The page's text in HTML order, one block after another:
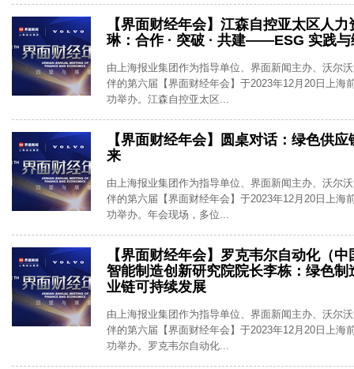
【界面财经年会】江森自控亚太区人
琳：合作 · 突破 · 共建——ESG 实践与
由上海报业集团作为指导单位、界面新闻主办、沃尔
伴的第六届【界面财经年会】于2023年12月20日上海
功举办。江森自控亚太区...
【界面财经年会】圆桌对话：绿色供应
来
由上海报业集团作为指导单位、界面新闻主办、沃尔
伴的第六届【界面财经年会】于2023年12月20日上海
功举办。年会现场，多位...
【界面财经年会】罗克韦尔自动化（
智能制造创新研究院院长李栋：绿色制
业链可持续发展
由上海报业集团作为指导单位、界面新闻主办、沃尔
伴的第六届【界面财经年会】于2023年12月20日上海
功举办。罗克韦尔自动化...